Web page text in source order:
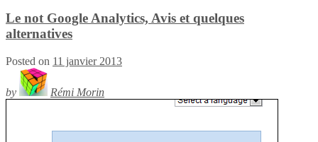
Le not Google Analytics, Avis et quelques
alternatives
Posted on 11 janvier 2013
by Rémi Morin